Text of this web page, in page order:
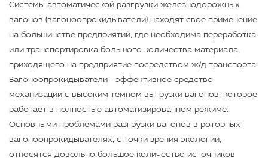
Системы автоматической разгрузки железнодорожных
вагонов (вагоноопрокидыватели) находят свое применение
на большинстве предприятий, где необходима переработка
или транспортировка большого количества материала,
приходящего на предприятие посредством ж/д транспорта.
Вагоноопрокидыватели - эффективное средство
механизации с высоким темпом выгрузки вагонов, которое
работает в полностью автоматизированном режиме.
Основными проблемами разгрузки вагонов в роторных
вагоноопрокидывателях, с точки зрения экологии,
относятся довольно большое количество источников